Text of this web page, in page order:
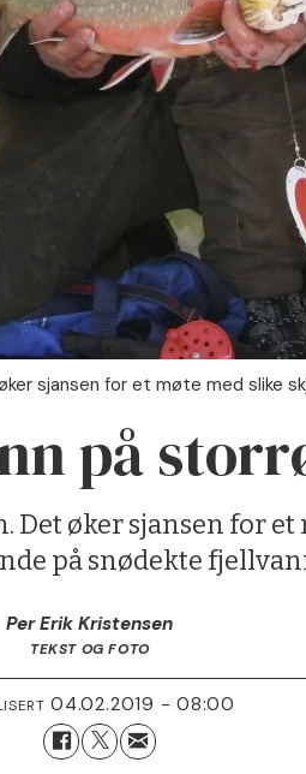
sjansen for et møte med slike
på
øker sjansen for
på snødekte
Per Erik Kristensen
TEKST OG FOTO
04.02.2019 - 08:00